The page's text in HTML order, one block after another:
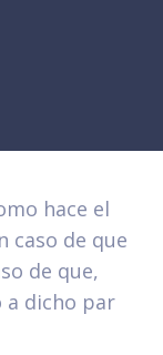
hace el
caso de que
de que,
a dicho par